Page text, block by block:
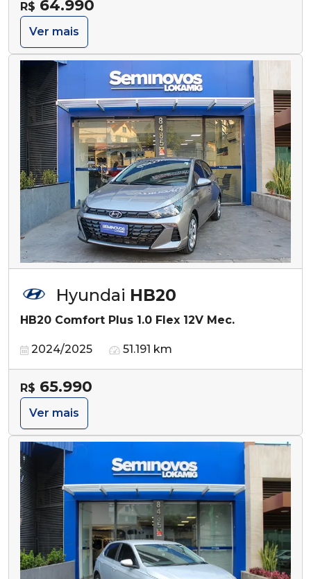
R$ 64.990
Ver mais
Hyundai HB20
HB20 Comfort Plus 1.0 Flex 12V Mec.
2024/2025 51.191 km
R$ 65.990
Ver mais